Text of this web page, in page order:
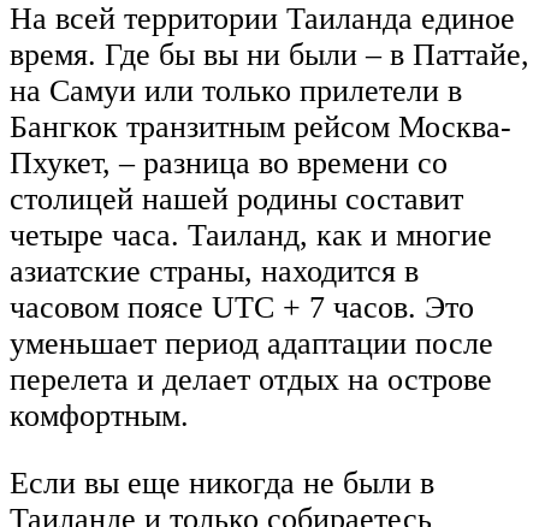
На всей территории Таиланда единое
время. Где бы вы ни были – в Паттайе,
на Самуи или только прилетели в
Бангкок транзитным рейсом Москва-
Пхукет, – разница во времени со
столицей нашей родины составит
четыре часа. Таиланд, как и многие
азиатские страны, находится в
часовом поясе UTC + 7 часов. Это
уменьшает период адаптации после
перелета и делает отдых на острове
комфортным.
Если вы еще никогда не были в
Таиланде и только собираетесь